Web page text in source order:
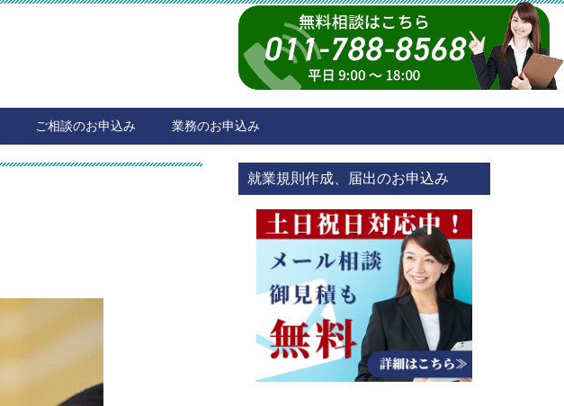
ご相談のお申込み 業務のお申込み
就業規則作成、届出のお申込み